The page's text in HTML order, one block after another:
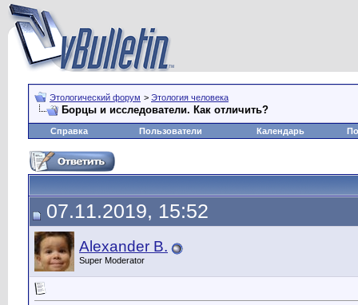
Этологический форум > Этология человека
Борцы и исследователи. Как отличить?
Справка Пользователи Календарь
07.11.2019, 15:52
Alexander B.
Super Moderator